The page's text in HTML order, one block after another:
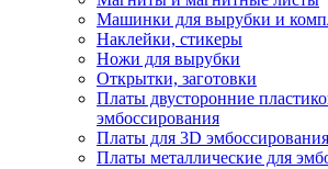
Машинки для вырубки и
Наклейки, стикеры
Ножи для вырубки
Открытки, заготовки
Платы двусторонние
эмбоссирования
Платы для 3D эмбоссирования
Платы металлические для